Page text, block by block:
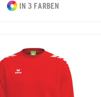
IN 3 FARBEN